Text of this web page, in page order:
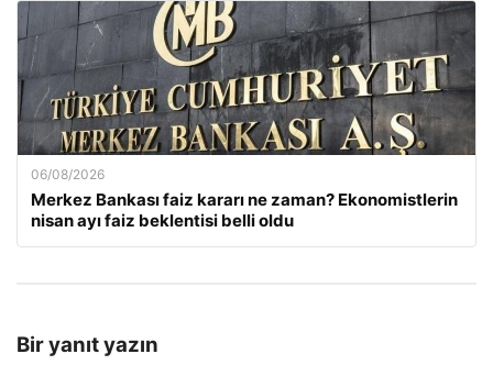
06/08/2026
Merkez Bankası faiz kararı ne zaman? Ekonomistlerin
nisan ayı faiz beklentisi belli oldu
Bir yanıt yazın